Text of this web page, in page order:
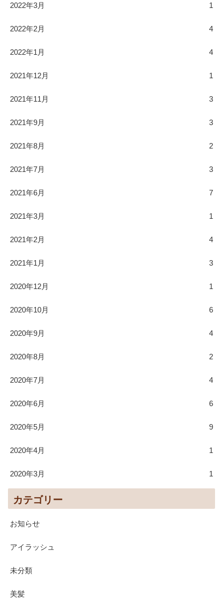
2022年3月 1
2022年2月 4
2022年1月 4
2021年12月 1
2021年11月 3
2021年9月 3
2021年8月 2
2021年7月 3
2021年6月 7
2021年3月 1
2021年2月 4
2021年1月 3
2020年12月 1
2020年10月 6
2020年9月 4
2020年8月 2
2020年7月 4
2020年6月 6
2020年5月 9
2020年4月 1
2020年3月 1
カテゴリー
お知らせ
アイラッシュ
未分類
美髪